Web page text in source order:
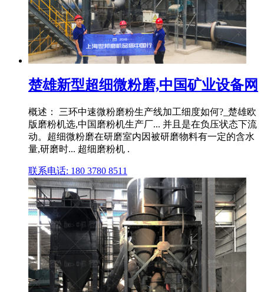
楚雄新型超细微粉磨,中国矿业设备网
概述： 三环中速微粉磨粉生产线加工细度如何?_楚雄欧
版磨粉机选,中国磨粉机生产厂... 并且是在负压状态下流
动。超细微粉磨在研磨室内因被研磨物料有一定的含水
量,研磨时... 超细磨粉机 .
联系电话: 180 3780 8511